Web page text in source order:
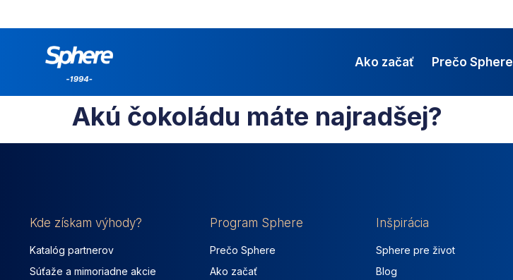
Ako začať Prečo Sphere
Akú čokoládu máte najradšej?
Kde získam výhody?
Katalóg partnerov
Súťaže a mimoriadne akcie
Program Sphere
Prečo Sphere
Ako začať
Inšpirácia
Sphere pre život
Blog